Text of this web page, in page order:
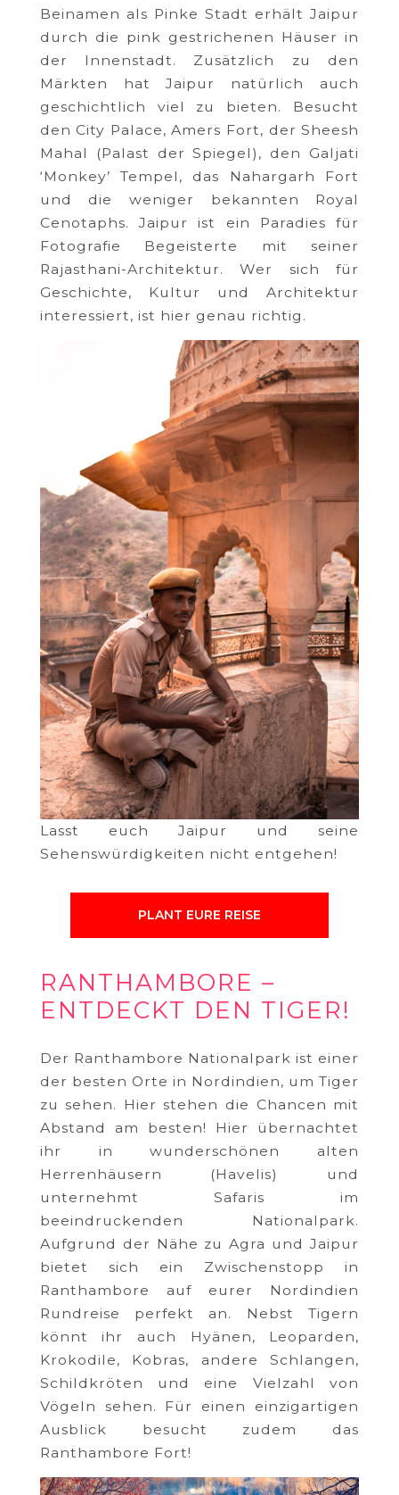
Beinamen als Pinke Stadt erhält Jaipur
durch die pink gestrichenen Häuser in
der Innenstadt. Zusätzlich zu den
Märkten hat Jaipur natürlich auch
geschichtlich viel zu bieten. Besucht
den City Palace, Amers Fort, der Sheesh
Mahal (Palast der Spiegel), den Galjati
‘Monkey’ Tempel, das Nahargarh Fort
und die weniger bekannten Royal
Cenotaphs. Jaipur ist ein Paradies für
Fotografie Begeisterte mit seiner
Rajasthani-Architektur. Wer sich für
Geschichte, Kultur und Architektur
interessiert, ist hier genau richtig.
Lasst euch Jaipur und seine
Sehenswürdigkeiten nicht entgehen!
PLANT EURE REISE
RANTHAMBORE –
ENTDECKT DEN TIGER!
Der Ranthambore Nationalpark ist einer
der besten Orte in Nordindien, um Tiger
zu sehen. Hier stehen die Chancen mit
Abstand am besten! Hier übernachtet
ihr in wunderschönen alten
Herrenhäusern (Havelis) und
unternehmt Safaris im
beeindruckenden Nationalpark.
Aufgrund der Nähe zu Agra und Jaipur
bietet sich ein Zwischenstopp in
Ranthambore auf eurer Nordindien
Rundreise perfekt an. Nebst Tigern
könnt ihr auch Hyänen, Leoparden,
Krokodile, Kobras, andere Schlangen,
Schildkröten und eine Vielzahl von
Vögeln sehen. Für einen einzigartigen
Ausblick besucht zudem das
Ranthambore Fort!